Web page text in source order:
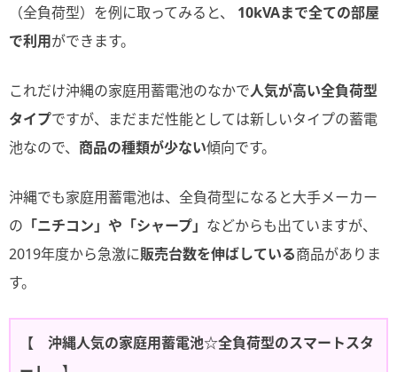
（全負荷型）を例に取ってみると、 10kVAまで全ての部屋
で利用ができます。
これだけ沖縄の家庭用蓄電池のなかで人気が高い全負荷型
タイプですが、まだまだ性能としては新しいタイプの蓄電
池なので、 商品の種類が少ない傾向です。
沖縄でも家庭用蓄電池は、全負荷型になると大手メーカー
の 「ニチコン」や「シャープ」 などからも出ていますが、
2019年度から急激に販売台数を伸ばしている商品がありま
す。
【 沖縄人気の家庭用蓄電池☆全負荷型のスマートスタ